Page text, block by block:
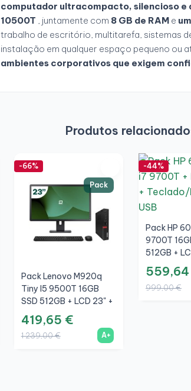
computador ultracompacto, silencioso
10500T , juntamente com 8 GB de RAMe
trabalho de escritório, multitarefa, sistemas
instalação em qualquer espaço pequeno ou
ambientes corporativos que exigem
Produtos
Pack
-66%
Pack Lenovo M920q
Tiny I5 9500T 16GB
SSD 512GB + LCD 23" +
Teclado E Rato Sem
Fios + WiFi
419,65 €
1 239,00 € A+
-44%
Pack HP
9700T
512GB +
Teclado E
Fios + WiFi
999,00 €